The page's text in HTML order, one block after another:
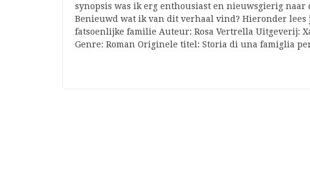
synopsis was ik erg enthousiast en nieuwsgierig
Benieuwd wat ik van dit verhaal vind? Hieronder lees
fatsoenlijke familie Auteur: Rosa Vertrella Uitgeverij:
Genre: Roman Originele titel: Storia di una famiglia